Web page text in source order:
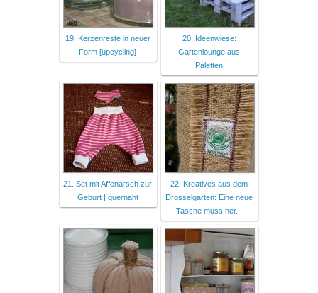
19. Kerzenreste in neuer
Form [upcycling]
20. Ideenwiese:
Gartenlounge aus
Paletten
21. Set mit Affenarsch zur
Geburt | quernaht
22. Kreatives aus dem
Drosselgarten: Eine neue
Tasche muss her...